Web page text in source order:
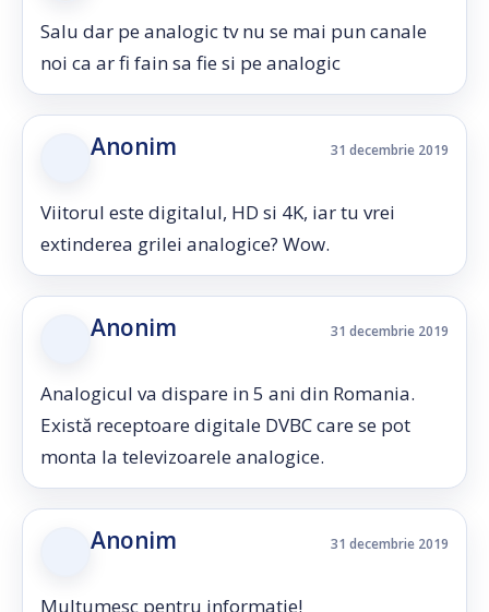
Salu dar pe analogic tv nu se mai pun canale
noi ca ar fi fain sa fie si pe analogic
Anonim 31 decembrie 2019
Viitorul este digitalul, HD si 4K, iar tu vrei
extinderea grilei analogice? Wow.
Anonim 31 decembrie 2019
Analogicul va dispare in 5 ani din Romania.
Există receptoare digitale DVBC care se pot
monta la televizoarele analogice.
Anonim 31 decembrie 2019
Multumesc pentru informatie!